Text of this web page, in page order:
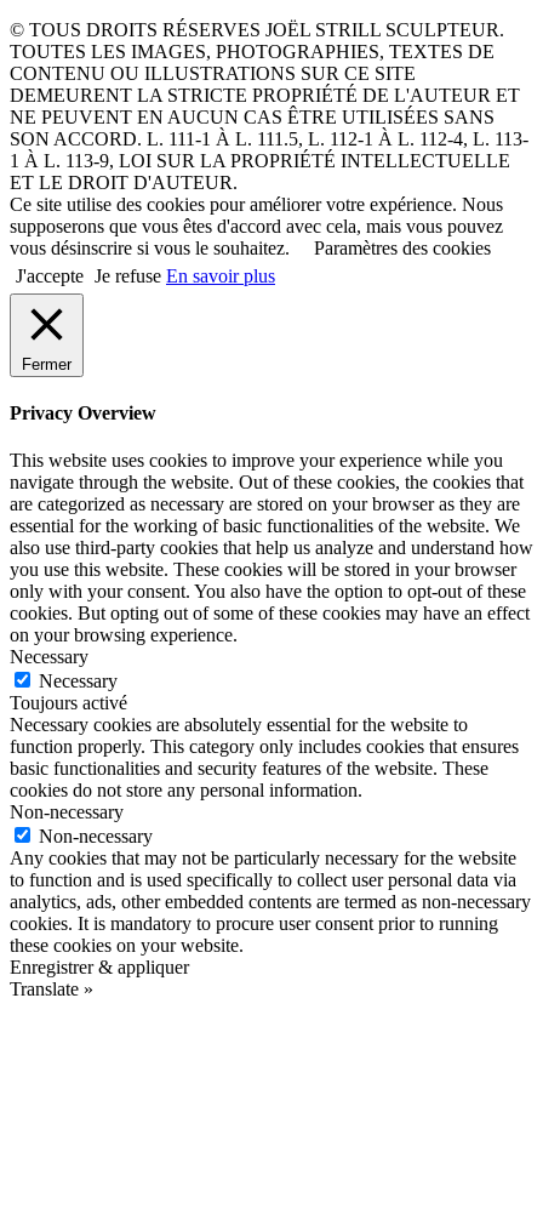
© TOUS DROITS RÉSERVES JOËL STRILL SCULPTEUR.
TOUTES LES IMAGES, PHOTOGRAPHIES, TEXTES DE
CONTENU OU ILLUSTRATIONS SUR CE SITE
DEMEURENT LA STRICTE PROPRIÉTÉ DE L'AUTEUR ET
NE PEUVENT EN AUCUN CAS ÊTRE UTILISÉES SANS
SON ACCORD. L. 111-1 À L. 111.5, L. 112-1 À L. 112-4, L. 113-
1 À L. 113-9, LOI SUR LA PROPRIÉTÉ INTELLECTUELLE
ET LE DROIT D'AUTEUR.
Ce site utilise des cookies pour améliorer votre expérience. Nous
supposerons que vous êtes d'accord avec cela, mais vous pouvez
vous désinscrire si vous le souhaitez.
Paramètres des cookies
J'accepte Je refuse En savoir plus
Fermer
Privacy Overview
This website uses cookies to improve your experience while you
navigate through the website. Out of these cookies, the cookies that
are categorized as necessary are stored on your browser as they are
essential for the working of basic functionalities of the website. We
also use third-party cookies that help us analyze and understand how
you use this website. These cookies will be stored in your browser
only with your consent. You also have the option to opt-out of these
cookies. But opting out of some of these cookies may have an effect
on your browsing experience.
Necessary
Necessary
Toujours activé
Necessary cookies are absolutely essential for the website to
function properly. This category only includes cookies that ensures
basic functionalities and security features of the website. These
cookies do not store any personal information.
Non-necessary
Non-necessary
Any cookies that may not be particularly necessary for the website
to function and is used specifically to collect user personal data via
analytics, ads, other embedded contents are termed as non-necessary
cookies. It is mandatory to procure user consent prior to running
these cookies on your website.
Enregistrer & appliquer
Translate »